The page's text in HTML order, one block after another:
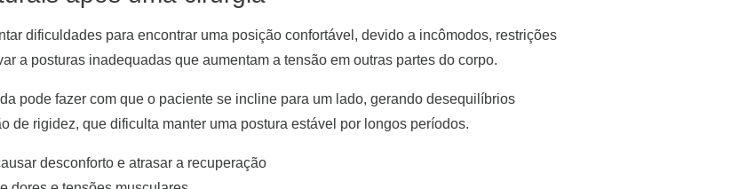
dificuldades para encontrar uma posição confortável, devido a incômodos, restrições
a posturas inadequadas que aumentam a tensão em outras partes do corpo.
pode fazer com que o paciente se incline para um lado, gerando desequilíbrios
de rigidez, que dificulta manter uma postura estável por longos períodos.
desconforto e atrasar a recuperação